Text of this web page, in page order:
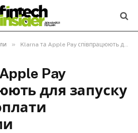
» Klarna та Apple Pay співпрацюють для запуску послуги оплати частинами
Pay
для запуску